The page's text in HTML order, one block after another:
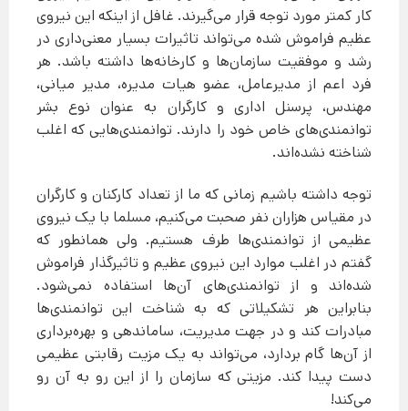
کار کمتر مورد توجه قرار می‌گیرند. غافل از اینکه این نیروی
عظیم فراموش شده می‌تواند تاثیرات بسیار معنی‌داری در
رشد و موفقیت سازمان‌ها و کارخانه‌ها داشته باشد. هر
فرد اعم از مدیرعامل، عضو هیات مدیره، مدیر میانی،
مهندس، پرسنل اداری و کارگران به عنوان نوع بشر
توانمندی‌های خاص خود را دارند. توانمندی‌هایی که اغلب
شناخته نشده‌اند.
توجه داشته باشیم زمانی که ما از تعداد کارکنان و کارگران
در مقیاس هزاران نفر صحبت می‌کنیم، مسلما با یک نیروی
عظیمی از توانمندی‌ها طرف هستیم. ولی همانطور که
گفتم در اغلب موارد این نیروی عظیم و تاثیرگذار فراموش
شده‌اند و از توانمندی‌های آن‌ها استفاده نمی‌شود.
بنابراین هر تشکیلاتی که به شناخت این توانمندی‌ها
مبادرات کند و در جهت مدیریت، ساماندهی و بهره‌برداری
از آن‌ها گام بردارد، می‌تواند به یک مزیت رقابتی عظیمی
دست پیدا کند. مزیتی که سازمان را از این رو به آن رو
می‌کند!